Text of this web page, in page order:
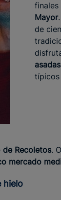
finales
Mayor
de
asadas
típicos
Recoletos.
mercado
hielo